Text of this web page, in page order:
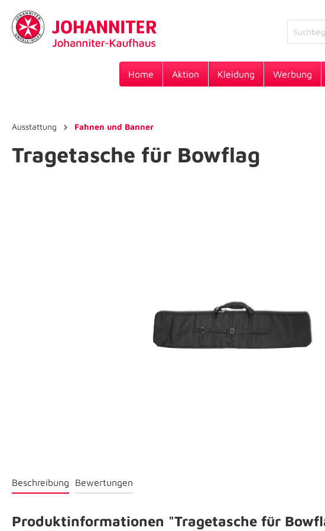
Home Aktion Kleidung Werbung
Ausstattung Fahnen und Banner
Tragetasche für Bowflag
Beschreibung Bewertungen
Produktinformationen "Tragetasche für